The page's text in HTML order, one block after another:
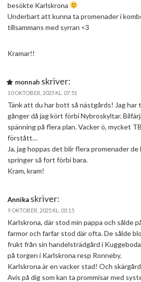
besökte Karlskrona
Underbart att kunna ta promenader i
tillsammans med syrran <3
Kramar!!
monnah skriver:
10 OKTOBER, 2025 KL. 07:51
Tänk att du har bott så nästgårds! Jag har
gånger då jag kört förbi Nybroskyltar.
spänning på flera plan. Vacker ö, mycket
förstått…
Ja, jag hoppas det blir flera promenader de
springer så fort förbi bara.
Kram, kram!
Annika skriver:
9 OKTOBER, 2025 KL. 03:15
Karlskrona, där stod min pappa och sålde
farmor och farfar stod där ofta. De sålde
frukt från sin handelsträdgård i
på torgen i Karlskrona resp Ronneby.
Karlskrona är en vacker stad! Och
Avis på dig som kan ta prommisar med